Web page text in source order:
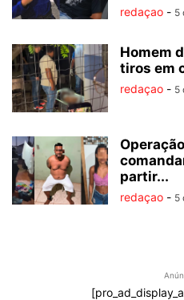
redaçao - 5
Homem
tiros em
redaçao - 5
partir...
redaçao - 5